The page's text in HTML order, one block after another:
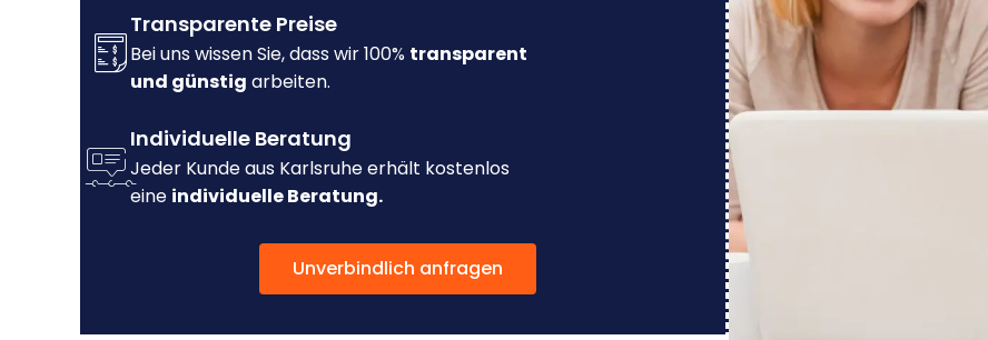
Transparente Preise
Bei uns wissen Sie, dass wir 100% transparent
und günstig arbeiten.
Individuelle Beratung
Jeder Kunde aus Karlsruhe erhält kostenlos
eine individuelle Beratung.
Unverbindlich anfragen